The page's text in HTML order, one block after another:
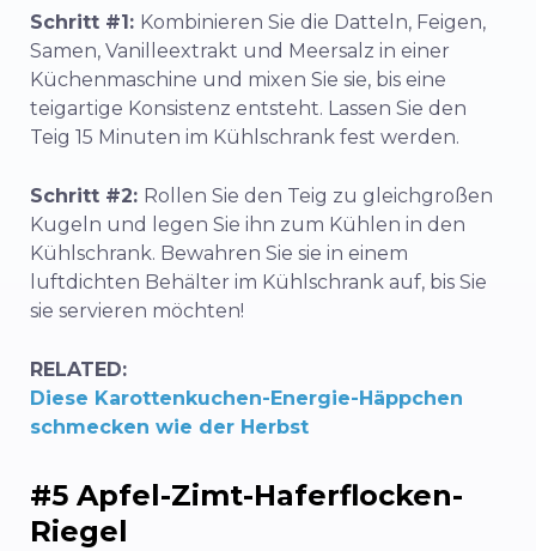
Schritt #1: Kombinieren Sie die Datteln, Feigen,
Samen, Vanilleextrakt und Meersalz in einer
Küchenmaschine und mixen Sie sie, bis eine
teigartige Konsistenz entsteht. Lassen Sie den
Teig 15 Minuten im Kühlschrank fest werden.
Schritt #2: Rollen Sie den Teig zu gleichgroßen
Kugeln und legen Sie ihn zum Kühlen in den
Kühlschrank. Bewahren Sie sie in einem
luftdichten Behälter im Kühlschrank auf, bis Sie
sie servieren möchten!
RELATED:
Diese Karottenkuchen-Energie-Häppchen
schmecken wie der Herbst
#5 Apfel-Zimt-Haferflocken-
Riegel